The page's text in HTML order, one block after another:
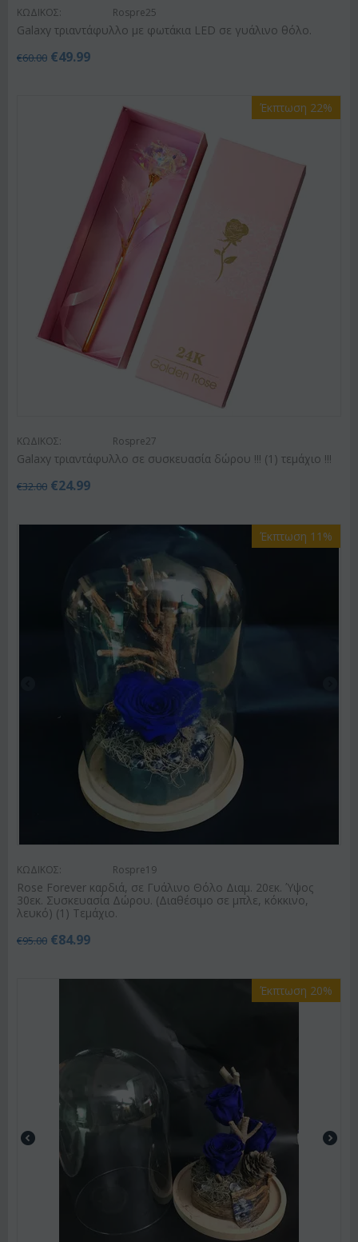
ΚΩΔΙΚΟΣ: Rospre25
Galaxy τριαντάφυλλο με φωτάκια LED σε γυάλινο θόλο.
€60.00 €49.99
Έκπτωση 22%
ΚΩΔΙΚΟΣ: Rospre27
Galaxy τριαντάφυλλο σε συσκευασία δώρου !!! (1) τεμάχιo !!!
€32.00 €24.99
Έκπτωση 11%
ΚΩΔΙΚΟΣ: Rospre19
Rose Forever καρδιά, σε Γυάλινο Θόλο Διαμ. 20εκ. Ύψος
30εκ. Συσκευασία Δώρου. (Διαθέσιμο σε μπλε, κόκκινο,
λευκό) (1) Τεμάχιο.
€95.00 €84.99
Έκπτωση 20%